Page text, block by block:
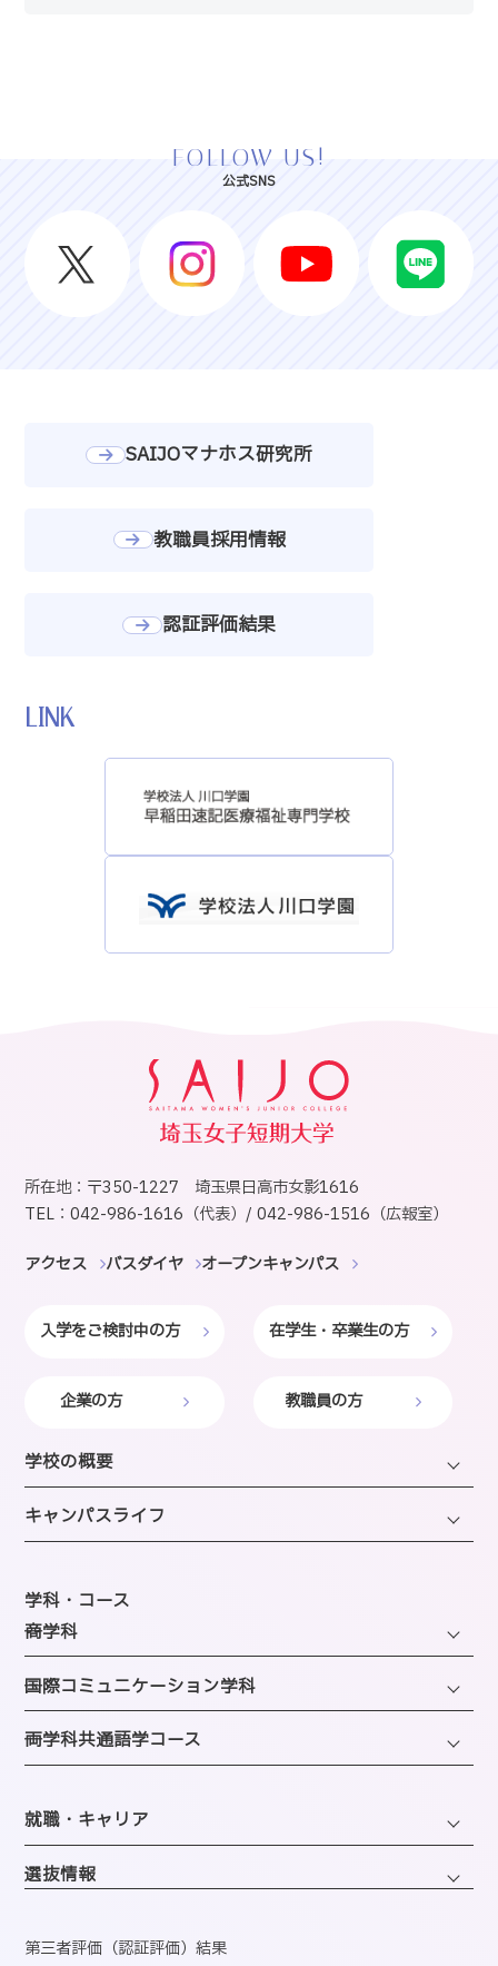
FOLLOW US!
公式SNS
SAIJOマナホス研究所
教職員採用情報
認証評価結果
LINK
所在地：〒350-1227 埼玉県日高市女影1616
TEL：042-986-1616（代表）/ 042-986-1516（広報室）
アクセス バスダイヤ オープンキャンパス
入学をご検討中の方 在学生・卒業生の方
企業の方 教職員の方
学校の概要
学長・理事長挨拶
建学の精神・沿革・校歌
SAIJOの特徴
選ばれる理由
教員紹介
アクセス
キャンパスライフ
年間スケジュール
施設のご紹介
図書館
クラブ＆サークルのご案内
学科・コース
─商学科
ファッション・トレンドコース
ビューティーホスピタリティコース
経営・マーケティングコース
情報・AIライフコース
医療事務コンピュータコース
─国際コミュニケーション学科
観光・エンターテインメントコース
企画・地域ブランディングコース
ホテル・ホスピタリティコース
エアライン・ホスピタリティコース
ブライダル・コーディネートコース
─両学科共通語学コース
韓国語コミュニケーションコース
就職・キャリア
キャリアサポートセンター
資格取得
選抜情報
第三者評価（認証評価）結果